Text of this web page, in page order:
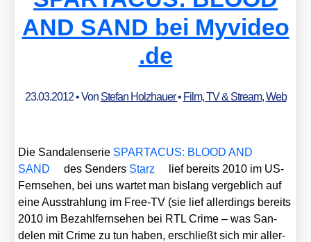
AND SAND bei Myvi​deo​
.de
23.03.2012• Von Stefan Holzhauer• Film, TV & Stream,Web
Die San­da­len­se­rie SPARTACUS: BLOOD AND
SAND
des Sen­ders Starz
lief bereits 2010 im US-
Fern­se­hen, bei uns war­tet man bis­lang ver­geb­lich auf
eine Aus­strah­lung im Free-TV (sie lief aller­dings bereits
2010 im Bezahl­fern­se­hen bei RTL Crime – was San­
delen mit Crime zu tun haben, erschließt sich mir aller­